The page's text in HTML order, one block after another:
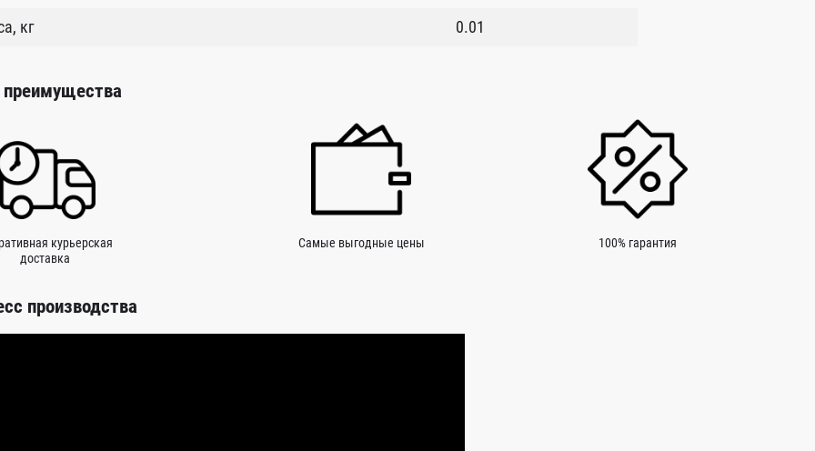
кг
0.01
курьерская
доставка
Самые выгодные цены 100% гарантия
производства